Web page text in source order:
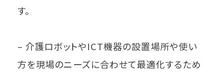
す。
– 介護ロボットやICT機器の設置場所や使い
方を現場のニーズに合わせて最適化するため